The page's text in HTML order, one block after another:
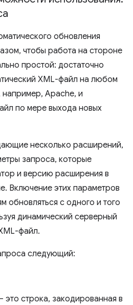
обновления
чтобы работа на стороне
простой: достаточно
XML-файл на любом
Apache, и
по мере выхода новых
несколько расширений,
запроса, которые
и версию расширения в
Включение этих параметров
обновляться с одного и того
динамический серверный
файл.
следующий:
это строка, закодированная в